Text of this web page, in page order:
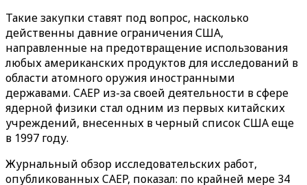
Такие закупки ставят под вопрос, насколько
действенны давние ограничения США,
направленные на предотвращение использования
любых американских продуктов для исследований в
области атомного оружия иностранными
державами. CAEP из-за своей деятельности в сфере
ядерной физики стал одним из первых китайских
учреждений, внесенных в черный список США еще
в 1997 году.
Журнальный обзор исследовательских работ,
опубликованных CAEP, показал: по крайней мере 34